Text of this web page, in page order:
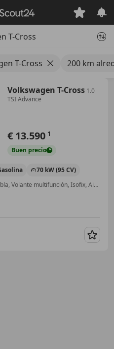
T-Cross
T-Cross 200 km
Volkswagen T-Cross 1.0
TSI Advance
€ 13.590 1
Buen precio
70 kW (95 CV)
Control de distancia, Faros antiniebla, Volante multifunción, Isofix, Airbag acompañante